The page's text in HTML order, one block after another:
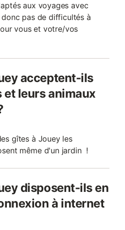
aux voyages avec
pas de difficultés à
vous et votre/vos
acceptent-ils
et leurs animaux
gîtes à Jouey les
même d'un jardin !
disposent-ils en
à internet